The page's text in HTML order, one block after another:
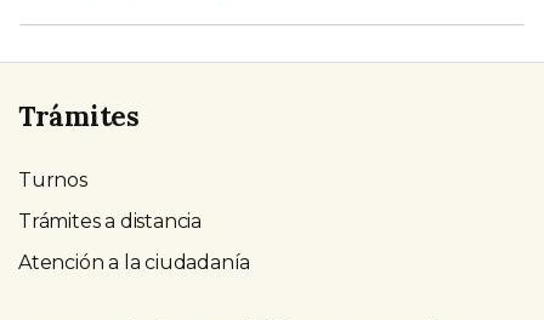
Trámites
Turnos
Trámites a distancia
Atención a la ciudadanía